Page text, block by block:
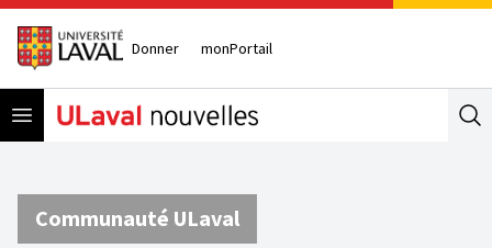
Donner monPortail
Open menu
Communauté ULaval